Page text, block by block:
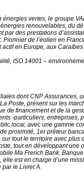
vertes, le groupe
renouvelables, du
par des prestations
Pionnier de l’éolien en
en Europe, aux
ISO 14001 –
dont CNP Assurances,
Poste, présent sur les
de financement et de la
-particuliers, entreprises,
local, avec une gamme
proximité, 1er prêteur
tout le territoire avec plus
tout en développant une
Ma French Bank.
est en charge d’une
par le Livret A.